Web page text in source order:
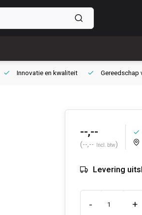
Innovatieen kwaliteit Gereedschap
--,--
(--,-- Incl. btw)
Levering
- +